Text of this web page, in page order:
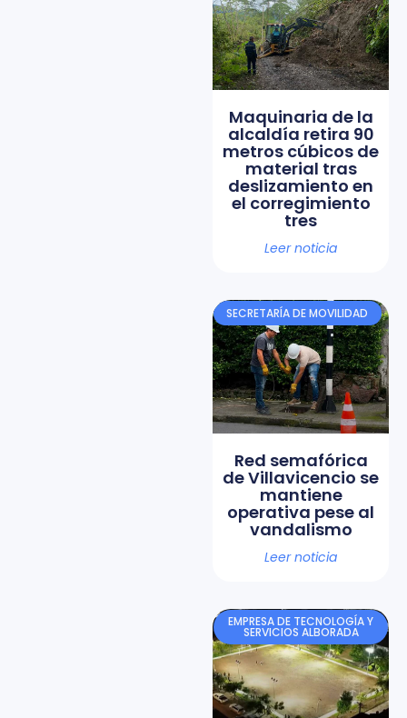
Maquinaria de la
alcaldía retira 90
metros cúbicos de
material tras
deslizamiento en
el corregimiento
tres
Leer noticia
SECRETARÍA DE MOVILIDAD
Red semafórica
de Villavicencio se
mantiene
operativa pese al
vandalismo
Leer noticia
EMPRESA DE TECNOLOGÍA Y
SERVICIOS ALBORADA